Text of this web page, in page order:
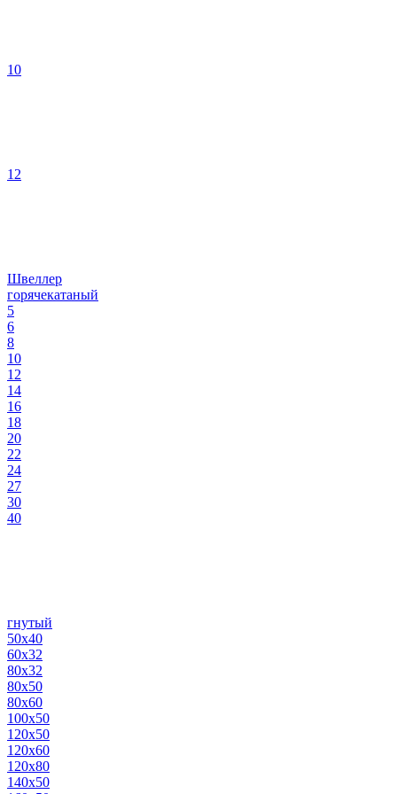
10
12
Швеллер
горячекатаный
5
6
8
10
12
14
16
18
20
22
24
27
30
40
гнутый
50х40
60х32
80х32
80х50
80х60
100х50
120х50
120х60
120х80
140х50